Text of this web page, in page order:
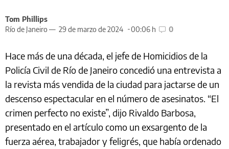
Tom Phillips
Río de Janeiro — 29 de marzo de 2024 00:06 h 0
Hace más de una década, el jefe de Homicidios de la
Policía Civil de Río de Janeiro concedió una entrevista a
la revista más vendida de la ciudad para jactarse de un
descenso espectacular en el número de asesinatos. “El
crimen perfecto no existe”, dijo Rivaldo Barbosa,
presentado en el artículo como un exsargento de la
fuerza aérea, trabajador y feligrés, que había ordenado